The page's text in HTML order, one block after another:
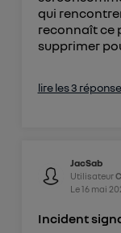
qui
reconnaît ce
supprimer
lire les 3
JacSab
Utilisateur
Le16 mai
Incident